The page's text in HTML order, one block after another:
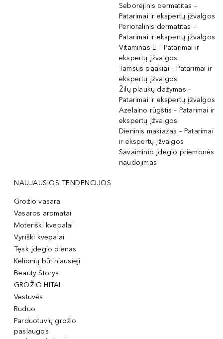
Seborėjinis dermatitas –
Patarimai ir ekspertų įžvalgos
Perioralinis dermatitas –
Patarimai ir ekspertų įžvalgos
Vitaminas E – Patarimai ir
ekspertų įžvalgos
Tamsūs paakiai – Patarimai ir
ekspertų įžvalgos
Žilų plaukų dažymas –
Patarimai ir ekspertų įžvalgos
Azelaino rūgštis – Patarimai ir
ekspertų įžvalgos
Dieninis makiažas – Patarimai
ir ekspertų įžvalgos
Savaiminio įdegio priemonės
naudojimas
NAUJAUSIOS TENDENCIJOS
Grožio vasara
Vasaros aromatai
Moteriški kvepalai
Vyriški kvepalai
Tęsk įdegio dienas
Kelionių būtiniausieji
Beauty Storys
GROŽIO HITAI
Vestuvės
Ruduo
Parduotuvių grožio
paslaugos